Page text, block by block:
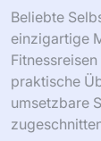
Beliebte
einzigartige
praktische
umsetzbare